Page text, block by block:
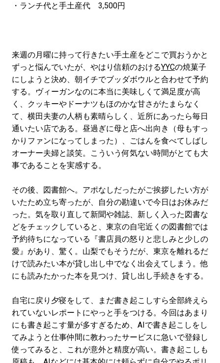
・ランチ代と手土産代 3,500円
来週の月曜に持って行きたい手土産をどこで買おうかと
ずっと悩んでいたが、やはり信頼のおけるYYCの焼菓子
にしようと決め、朝イチでブッダボウルと合わせて予約
する。ヴィーガンなのに本当に美味しくて満足度が高
く、クッキーやドーナツもほのかな甘さがたまらなく
て、横田夫妻の人柄も素晴らしく、近所にあったら毎日
通いたい店である。昼過ぎに母と店へ出向き（母もすっ
かりファンになってしまった）、ごはんを食べてしばし
オーナー夫婦と談笑。こういう何気ない時間がとても大
事であることを実感する。
その後、図書館へ。アポなしだったがご挨拶したい方が
いたため立ち寄ったが、自分の勘違いで今日はお休みだ
った。気を取り直して新聞や雑誌、新しく入った図書な
どをチェックしていると、東京の自宅近くの図書館では
予約待ちになっている『書店員の怒りと悲しみと少しの
愛』があり、驚く。山梨でもそうだが、東京を離れるだ
けで読みたい本が貸し出し中でなく出会えてしまう。他
にも読みたかった本を見つけ、貸し出し手続きをする。
自宅に戻り夕寝をして、まだ書き起こしすら全部終えら
れていないレポートにやっと手をつける。今回はあまり
にも書き起こす量が多すぎるため、AIで書き起こしをし
てみようと仕事仲間に教わったサービスに急いで登録し
使ってみると、これが意外と精度が高い。書き起こしも